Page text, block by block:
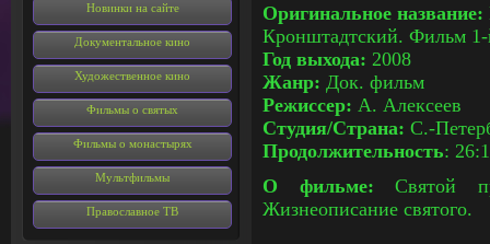
Новинки на сайте
Документальное кино
Художественное кино
Фильмы о святых
Фильмы о монастырях
Мультфильмы
Православное ТВ
Оригинальное название:
Кронштадтский. Фильм
Год выхода: 2008
Жанр: Док. фильм
Режиссер: А. Алексеев
Студия/Страна: С.-
Продолжительность:
О фильме: Святой
Жизнеописание святого.